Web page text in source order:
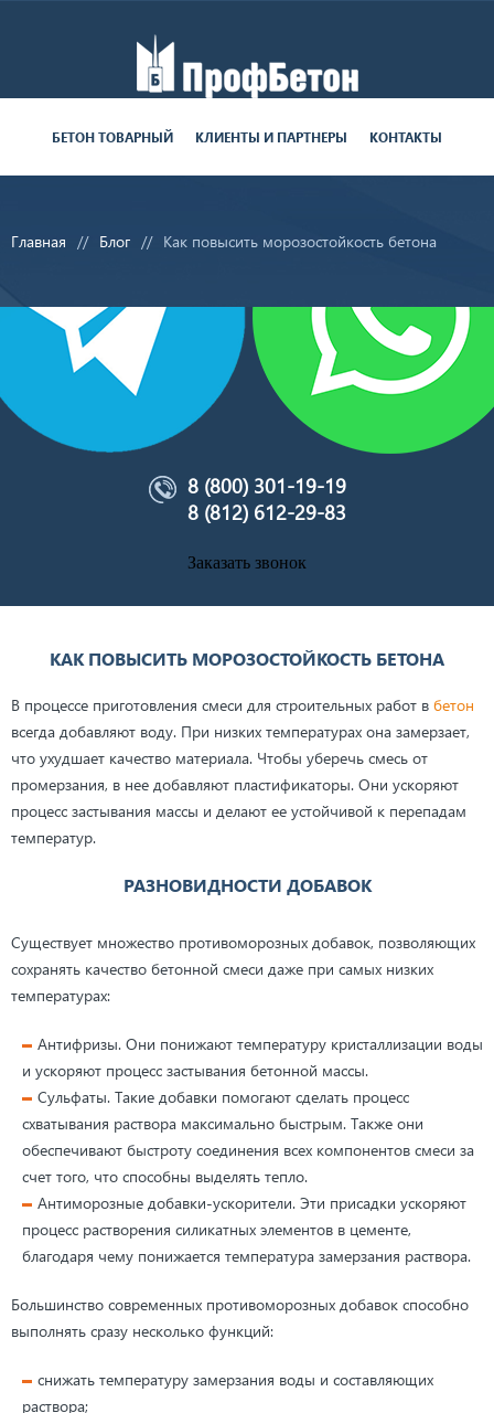
Работаем пн-пт с 9:00 до 19:00
поставки круглосуточно
8 (800) 301-19-19
8 (812) 612-29-83
Заказать звонок
БЕТОН ТОВАРНЫЙ КЛИЕНТЫ И ПАРТНЕРЫ КОНТАКТЫ
Главная Блог Как повысить морозостойкость бетона
КАК ПОВЫСИТЬ МОРОЗОСТОЙКОСТЬ БЕТОНА
В процессе приготовления смеси для строительных работ в бетон
всегда добавляют воду. При низких температурах она замерзает,
что ухудшает качество материала. Чтобы уберечь смесь от
промерзания, в нее добавляют пластификаторы. Они ускоряют
процесс застывания массы и делают ее устойчивой к перепадам
температур.
РАЗНОВИДНОСТИ ДОБАВОК
Существует множество противоморозных добавок, позволяющих
сохранять качество бетонной смеси даже при самых низких
температурах:
Антифризы. Они понижают температуру кристаллизации воды
и ускоряют процесс застывания бетонной массы.
Сульфаты. Такие добавки помогают сделать процесс
схватывания раствора максимально быстрым. Также они
обеспечивают быстроту соединения всех компонентов смеси за
счет того, что способны выделять тепло.
Антиморозные добавки-ускорители. Эти присадки ускоряют
процесс растворения силикатных элементов в цементе,
благодаря чему понижается температура замерзания раствора.
Большинство современных противоморозных добавок способно
выполнять сразу несколько функций:
снижать температуру замерзания воды и составляющих
раствора;